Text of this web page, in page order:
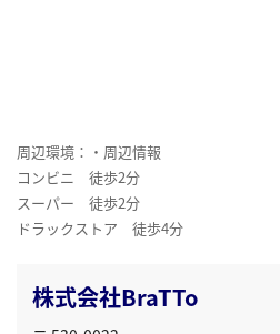
周辺環境：・周辺情報
コンビニ 徒歩2分
スーパー 徒歩2分
ドラックストア 徒歩4分
株式会社BraTTo